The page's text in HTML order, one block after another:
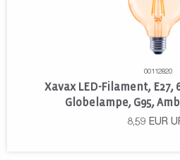
00112820
Xavax LED-Filament, E27,
Globelampe, G95,
8,59 EUR